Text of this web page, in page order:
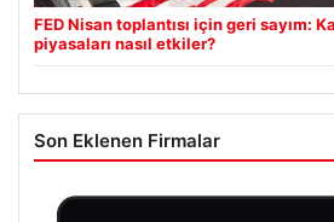
FED Nisan toplantısı için geri sayım:
piyasaları nasıl etkiler?
Son Eklenen Firmalar